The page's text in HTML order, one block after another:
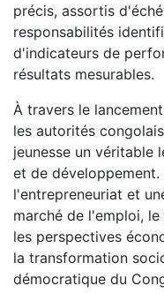
précis, assortis
responsabilités
d'indicateurs de
résultats mesurables.
À travers le
les autorités
jeunesse un véritable
et de
l'entrepreneuriat et
marché de l'emploi,
les perspectives
la transformation
démocratique du